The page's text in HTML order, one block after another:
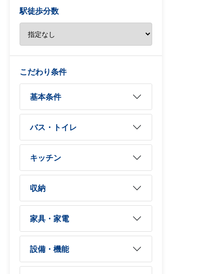
駅徒歩分数
こだわり条件
基本条件
バス・トイレ
キッチン
収納
家具・家電
設備・機能